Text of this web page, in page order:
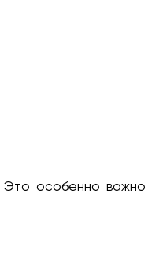
особенно важно